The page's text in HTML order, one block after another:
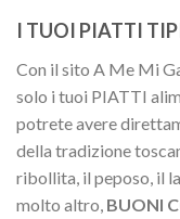
I TUOI PIATTI
Con il sito A Me Mi
solo i tuoi PIATTI
potrete avere
della tradizione
ribollita, il peposo, il
molto altro, BUONI